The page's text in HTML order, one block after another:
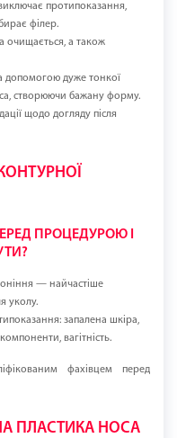
протипоказання,
філер.
очищається, а також
допомогою дуже тонкої
створюючи бажану форму.
щодо догляду після
ПРОЦЕДУРОЮ І
— найчастіше
уколу.
запалена шкіра,
вагітність.
фахівцем перед
ПЛАСТИКА НОСА